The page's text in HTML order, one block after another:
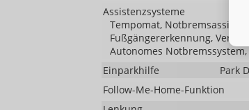
Assistenzsysteme
Tempomat,
Fußgängererkennung,
Autonomes
Einparkhilfe
Park
Follow-Me-Home-Funktion